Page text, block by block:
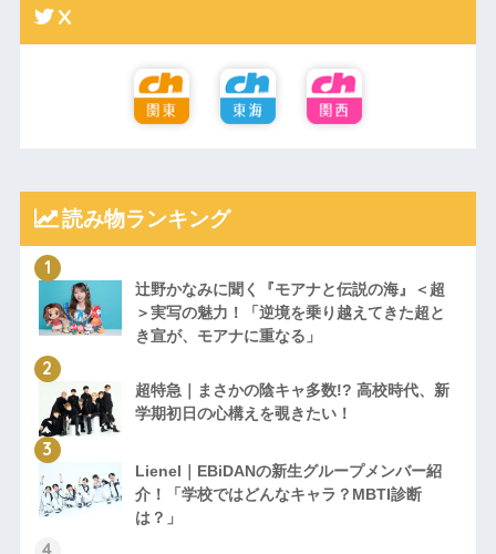
X
読み物ランキング
辻野かなみに聞く『モアナと伝説の海』＜超
＞実写の魅力！「逆境を乗り越えてきた超と
き宣が、モアナに重なる」
超特急｜まさかの陰キャ多数!? 高校時代、新
学期初日の心構えを覗きたい！
Lienel｜EBiDANの新生グループメンバー紹
介！「学校ではどんなキャラ？MBTI診断
は？」